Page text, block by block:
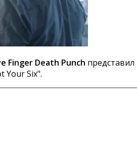
Finger Death Punch
Your Six".